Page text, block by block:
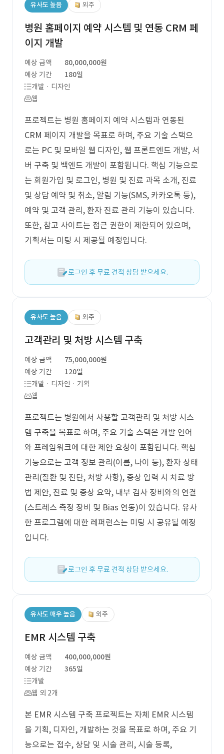
유사도 높음 외주
병원 홈페이지 예약 시스템 및 연동 CRM 페
이지 개발
예상 금액
80,000,000원
예상 기간
180일
개발 · 디자인
웹
프로젝트는 병원 홈페이지 예약 시스템과 연동된
CRM 페이지 개발을 목표로 하며, 주요 기술 스택으
로는 PC 및 모바일 웹 디자인, 웹 프론트엔드 개발, 서
버 구축 및 백엔드 개발이 포함됩니다. 핵심 기능으로
는 회원가입 및 로그인, 병원 및 진료 과목 소개, 진료
및 상담 예약 및 취소, 알림 기능(SMS, 카카오톡 등),
예약 및 고객 관리, 환자 진료 관리 기능이 있습니다.
또한, 참고 사이트는 접근 권한이 제한되어 있으며,
기획서는 미팅 시 제공될 예정입니다.
로그인 후 무료 견적 상담 받으세요.
유사도 높음 외주
고객관리 및 처방 시스템 구축
예상 금액
75,000,000원
예상 기간
120일
개발 · 디자인 · 기획
웹
프로젝트는 병원에서 사용할 고객관리 및 처방 시스
템 구축을 목표로 하며, 주요 기술 스택은 개발 언어
와 프레임워크에 대한 제안 요청이 포함됩니다. 핵심
기능으로는 고객 정보 관리(이름, 나이 등), 환자 상태
관리(질환 및 진단, 처방 사항), 증상 입력 시 치료 방
법 제안, 진료 및 증상 요약, 내부 검사 장비와의 연결
(스트레스 측정 장비 및 Bias 연동)이 있습니다. 유사
한 프로그램에 대한 레퍼런스는 미팅 시 공유될 예정
입니다.
로그인 후 무료 견적 상담 받으세요.
유사도 매우 높음 외주
EMR 시스템 구축
예상 금액
400,000,000원
예상 기간
365일
개발
웹 외 2개
본 EMR 시스템 구축 프로젝트는 자체 EMR 시스템
을 기획, 디자인, 개발하는 것을 목표로 하며, 주요 기
능으로는 접수, 상담 및 시술 관리, 시술 등록,